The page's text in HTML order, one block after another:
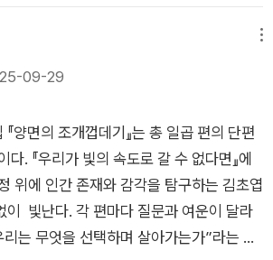
결코 거짓이 아니었다. 단지 다른 방식으
적 없는 방식으로 존재할 뿐이었다. (「달
쪽)생태 탐사용 고래 로봇 이야기
」는 동화 같은 소설이다. 작가의 고향인
서 수많은 고래들을 만나고 육지로 돌아
만들고 사랑한 할머니 과학자. 소설 속 해몽
같다. 평행 세계를 다루며 그 안에서 정체
라서」는 나를 울컥하게 만든 소설이다. 죽
으로 온 추도식 초대장. ‘보민’은 누군가의
겼지만 신경이 쓰인다. 이연과 보민은 보드
표현이란 점에서 사실상 본질적으로 그리
리 사회의 눈은 그들이 정한 한계에서 벗
에 대해서 여전히 차갑다. 하지만 지금의
신에 대해서 별 생각이 없어진 걸 감안한다
때는 <수브다니의 휴가>에서 얘기하는
있는 시절이 올지도 모른다. 그러나 그 미
그렇지 못한 것의 경계는 여전히 또 존재할
계 바깥의 욕망이다. 다른 사람의 삶을 해
욕망이 강제로 제한당한다. 성전환은 당사
을 경험할 수 없다. 낯섬이란 바로 '나'를 인
기 때문이다. 그래서 김초엽의 소설을 읽
한다. '나'를 생각하고 나와 관계 맺고 있
이들이 나와 다르지 않음을, 아니 나와 같
이유를 지니고 있다는 점에서 그래서 그
는 점에서 다르지 않다면, 존재들은 모두
도 하나가 아님을 깨닫는 데서 나와 같지
, 구구절절 이야기할 필요가 없다. 작품을
읽어왔던 김초엽 소설들처럼 잘 읽힌다.잘
최이연 씨의 초대에 응한 (비구름을 따라
민 씨와 함께 일했던 승희 씨와 노바 파우
이 속해있는 각자의 세계로 막을 뚫고 들어
나지 않는 아주 사소한 존재가 되고 싶습
은 글을 읽게 해주셔서 정말 감사합니다!
올려졌다. 깊이 생각하면 너무 무한대의 생
갑갑하고 결국 어지러워지고는 하기 때
을 피해왔는데,이번에야말로 김초엽을 제
성 자체에 대한 작가의 호기심 혹은 흥미
자발적 죽음에 대한 은유랄까. 삶에 대
것과 유사한 느낌의 이야기인데.. 꼭 그것
안드로이드가 인간화되었다가 다시 기계
trans의 개념이 조금 부연된 설명이 아닐
하게 되기 때문이다. <양면의 조개껍데기
09-29
양면의 조개껍데기』는 총 일곱 편의 단편
. 『우리가 빛의 속도로 갈 수 없다면』에
위에 인간 존재와 감각을 탐구하는 김초엽
이 빛난다. 각 편마다 질문과 여운이 달라
는 무엇을 선택하며 살아가는가”라는 주